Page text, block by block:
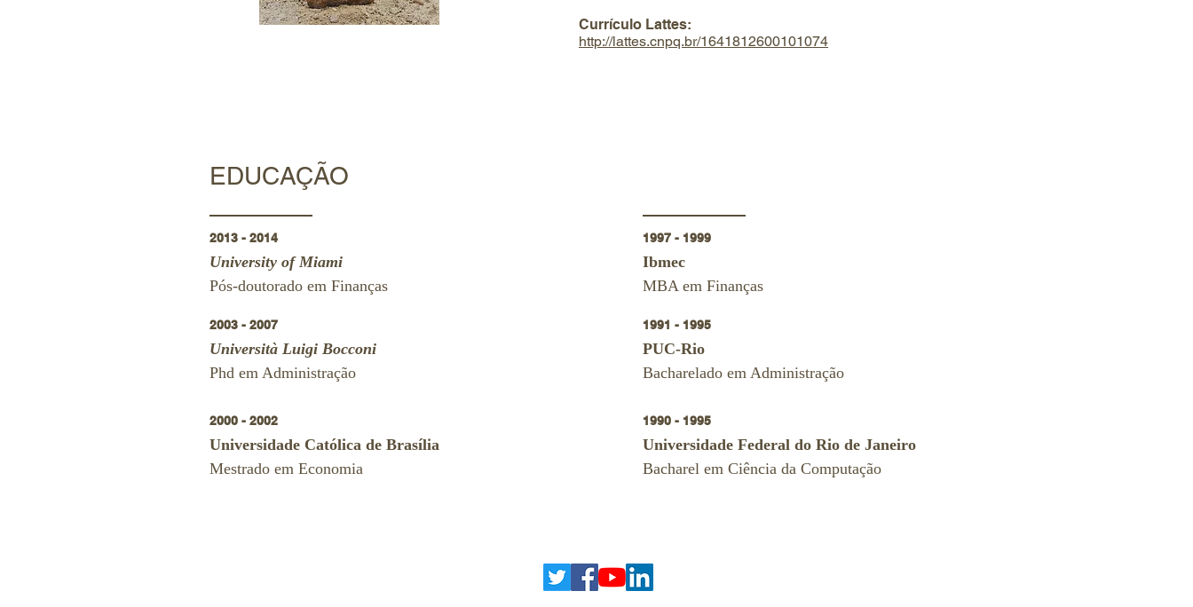
Currículo Lattes:
http://lattes.cnpq.br/1641812600101074
EDUCAÇÃO
2013 - 2014
University of Miami
Pós-doutorado em Finanças
2003 - 2007
Università Luigi Bocconi
Phd em Administração
2000 - 2002
Universidade Católica de Brasília
Mestrado em Economia
1991 - 1995
PUC-Rio
Bacharelado em Administração
1990 - 1995
Universidade Federal do Rio de Janeiro
Bacharel em Ciência da Computação
1997 - 1999
Ibmec
MBA em Finanças